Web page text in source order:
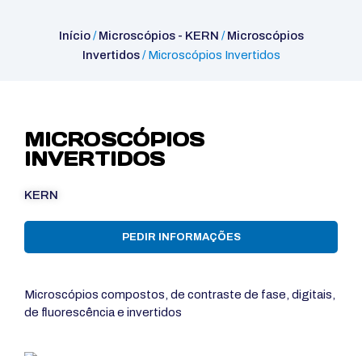
Início/Microscópios - KERN /Microscópios
Invertidos/ Microscópios Invertidos
MICROSCÓPIOS
INVERTIDOS
KERN
PEDIR INFORMAÇÕES
Microscópios compostos, de contraste de fase, digitais,
de fluorescência e invertidos